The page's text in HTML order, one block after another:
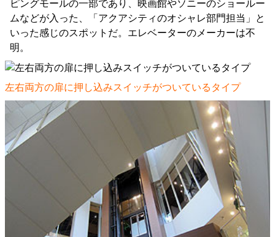
ピングモールの一部であり、映画館やソニーのショールー
ムなどが入った、「アクアシティのオシャレ部門担当」と
いった感じのスポットだ。エレベーターのメーカーは不
明。
左右両方の扉に押し込みスイッチがついているタイプ